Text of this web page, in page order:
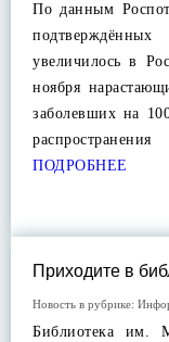
По данным
увеличилось в
ноября
заболевших на
ПОДРОБНЕЕ
Приходите в
Новость в рубрике:
Библиотека им.